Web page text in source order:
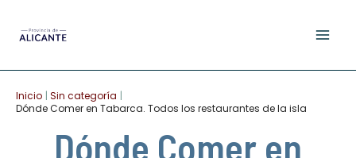
Inicio Sin categoría
Dónde Comer en Tabarca. Todos los restaurantes de la isla
Dónde Comer en